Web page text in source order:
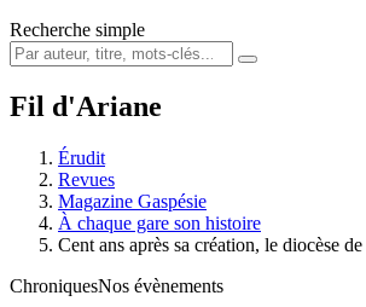
Recherche simple
Fil d'Ariane
Érudit
Revues
Magazine Gaspésie
À chaque gare son histoire
Cent ans après sa création, le diocèse
ChroniquesNos évènements